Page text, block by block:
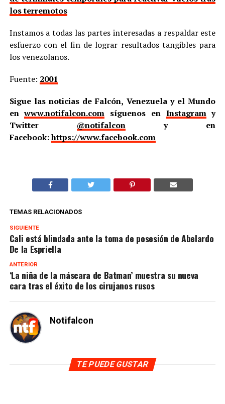
los terremotos
Instamos a todas las partes interesadas a respaldar este
esfuerzo con el fin de lograr resultados tangibles para
los venezolanos.
Fuente: 2001
Sigue las noticias de Falcón, Venezuela y el Mundo
enwww.notifalcon.com síguenos en Instagramy
Twitter @notifalcony en
Facebook:https://www.facebook.com
TEMAS RELACIONADOS
SIGUIENTE
Cali está blindada ante la toma de posesión de Abelardo
De la Espriella
ANTERIOR
‘La niña de la máscara de Batman’ muestra su nueva
cara tras el éxito de los cirujanos rusos
Notifalcon
TE PUEDE GUSTAR